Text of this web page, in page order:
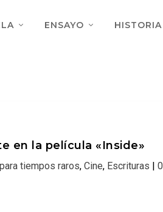
ENSAYO HISTORIA
en la película «Inside»
tiempos raros, Cine, Escrituras | 0